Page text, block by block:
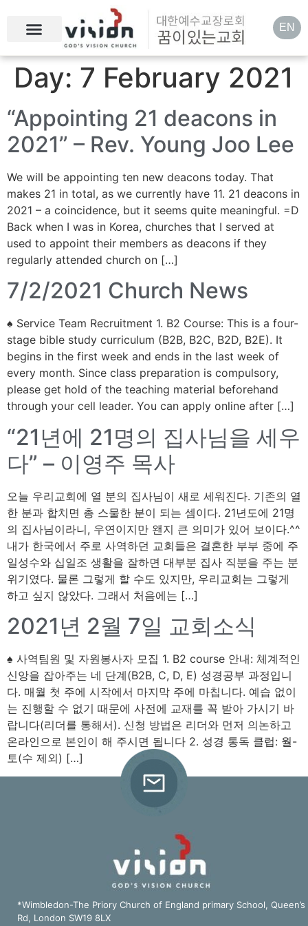
EN
Day: 7 February 2021
“Appointing 21 deacons in
2021” – Rev. Young Joo Lee
We will be appointing ten new deacons today. That
makes 21 in total, as we currently have 11. 21 deacons in
2021 – a coincidence, but it seems quite meaningful. =D
Back when I was in Korea, churches that I served at
used to appoint their members as deacons if they
regularly attended church on […]
7/2/2021 Church News
♠ Service Team Recruitment 1. B2 Course: This is a four-
stage bible study curriculum (B2B, B2C, B2D, B2E). It
begins in the first week and ends in the last week of
every month. Since class preparation is compulsory,
please get hold of the teaching material beforehand
through your cell leader. You can apply online after […]
“21년에 21명의 집사님을 세우
다” – 이영주 목사
오늘 우리교회에 열 분의 집사님이 새로 세워진다. 기존의 열
한 분과 합치면 총 스물한 분이 되는 셈이다. 21년도에 21명
의 집사님이라니, 우연이지만 왠지 큰 의미가 있어 보이다.^^
내가 한국에서 주로 사역하던 교회들은 결혼한 부부 중에 주
일성수와 십일조 생활을 잘하면 대부분 집사 직분을 주는 분
위기였다. 물론 그렇게 할 수도 있지만, 우리교회는 그렇게
하고 싶지 않았다. 그래서 처음에는 […]
2021년 2월 7일 교회소식
♠ 사역팀원 및 자원봉사자 모집 1. B2 course 안내: 체계적인
신앙을 잡아주는 네 단계(B2B, C, D, E) 성경공부 과정입니
다. 매월 첫 주에 시작에서 마지막 주에 마칩니다. 예습 없이
는 진행할 수 없기 때문에 사전에 교재를 꼭 받아 가시기 바
랍니다(리더를 통해서). 신청 방법은 리더와 먼저 의논하고
온라인으로 본인이 해 주시면 됩니다 2. 성경 통독 클럽: 월-
토(수 제외) […]
*Wimbledon-The Priory Church of England primary School, Queen’s
Rd, London SW19 8LX